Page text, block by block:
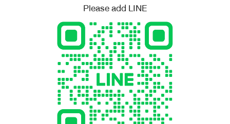
Please add LINE